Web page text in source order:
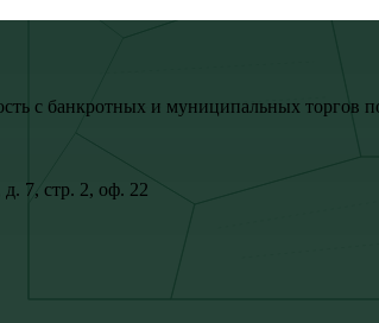
с банкротных и муниципальных
7, стр. 2, оф. 22